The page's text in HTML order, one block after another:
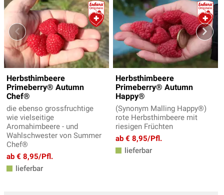
Herbsthimbeere
Primeberry® Autumn
Chef®
die ebenso grossfruchtige
wie vielseitige
Aromahimbeere - und
Wahlschwester von Summer
Chef®
ab € 8,95/Pfl.
lieferbar
Herbsthimbeere
Primeberry® Autumn
Happy®
(Synonym Malling Happy®)
rote Herbsthimbeere mit
riesigen Früchten
ab € 8,95/Pfl.
lieferbar